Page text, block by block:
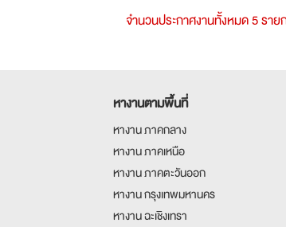
จำนวนประกาศงานทั้งหมด 5 ราย
หางานตามพื้นที่
หางาน ภาคกลาง
หางาน ภาคเหนือ
หางาน ภาคตะวันออก
หางาน กรุงเทพมหานคร
หางาน ฉะเชิงเทรา